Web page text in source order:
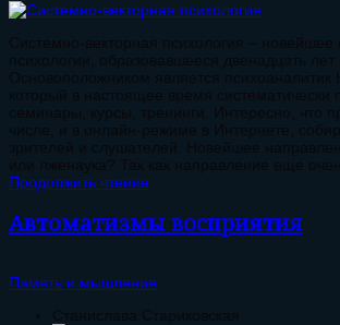
Системно-векторная психология – новейшее
психологии, образовавшееся двенадцать лет
Основоположником является психоаналитик
который в настоящее время систематически
семинары, курсы, тренинги. Интересно, что
числе, и в онлайн-режиме в Интернете,
зрителей и слушателей. Новейшее
или лженаука? Так как направление еще
Продолжить чтение
Автоматизмы восприятия
Память и мышление
Станислава Стариковская